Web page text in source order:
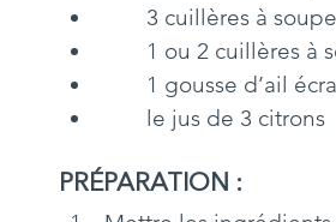
3 cuillères à
1 ou 2
1 gousse d’ail
       le jus de 3 citrons
PRÉPARATION :